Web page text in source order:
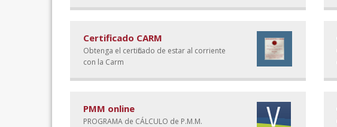
Certificado CARM
Obtenga el certificado de estar al corriente
con la Carm
PMM online
PROGRAMA de CÁLCULO de P.M.M.